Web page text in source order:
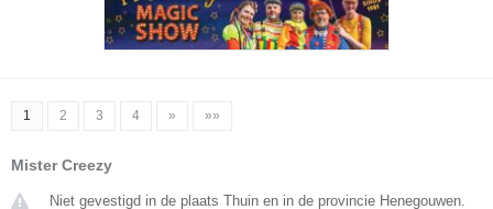
1 2 3 4 » »»
Mister Creezy
Niet gevestigd in de plaats Thuin en in de provincie Henegouwen.